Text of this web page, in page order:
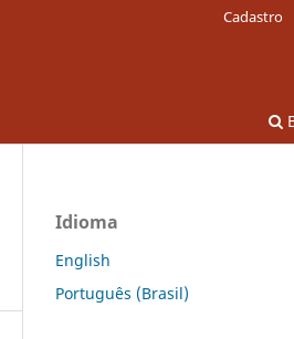
Cadastro
Idioma
English
Português (Brasil)